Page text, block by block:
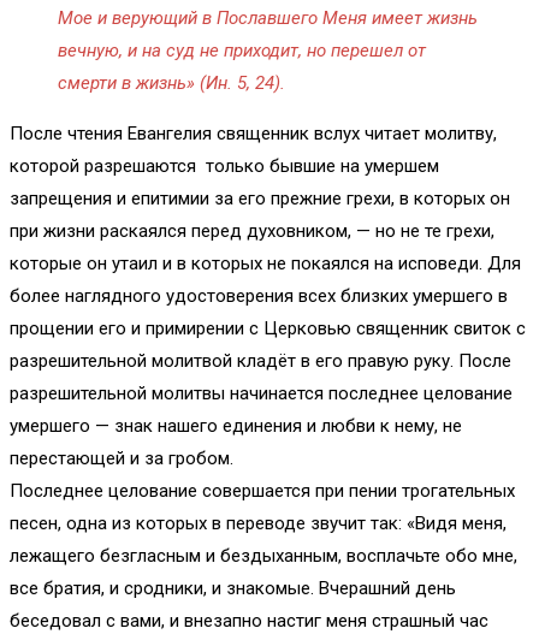
Мое и верующий в Пославшего Меня имеет жизнь
вечную, и на суд не приходит, но перешел от
смерти в жизнь» (Ин. 5, 24).
После чтения Евангелия священник вслух читает молитву,
которой разрешаются только бывшие на умершем
запрещения и епитимии за его прежние грехи, в которых он
при жизни раскаялся перед духовником, — но не те грехи,
которые он утаил и в которых не покаялся на исповеди. Для
более наглядного удостоверения всех близких умершего в
прощении его и примирении с Церковью священник свиток с
разрешительной молитвой кладёт в его правую руку. После
разрешительной молитвы начинается последнее целование
умершего — знак нашего единения и любви к нему, не
перестающей и за гробом.
Последнее целование совершается при пении трогательных
песен, одна из которых в переводе звучит так: «Видя меня,
лежащего безгласным и бездыханным, восплачьте обо мне,
все братия, и сродники, и знакомые. Вчерашний день
беседовал с вами, и внезапно настиг меня страшный час